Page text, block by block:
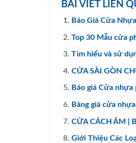
BÀI VIẾT LIÊN
Báo Giá Cửa
Top 30 Mẫu cửa
Tìm hiểu và sử
CỬA SÀI GÒN
Báo giá Cửa nhựa
Bảng giá cửa
CỬA CÁCH ÂM |
Giới Thiệu Các